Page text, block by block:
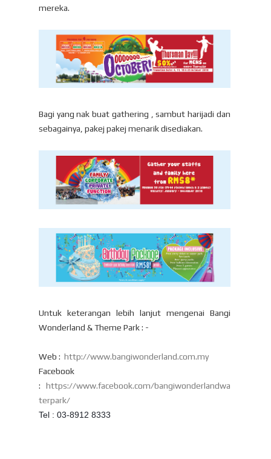
mereka.
Bagi yang nak buat gathering , sambut harijadi dan
sebagainya, pakej pakej menarik disediakan.
Untuk keterangan lebih lanjut mengenai Bangi
Wonderland & Theme Park : -
Web : http://www.bangiwonderland.com.my
Facebook
: https://www.facebook.com/bangiwonderlandwa
terpark/
Tel : 03-8912 8333